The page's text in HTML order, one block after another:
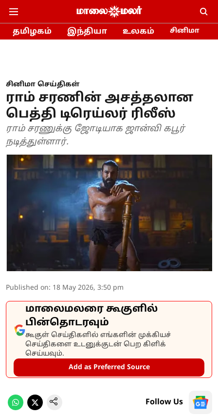
தமிழகம் இந்தியா உலகம் சினிமா
சினிமா செய்திகள்
ராம் சரணின் அசத்தலான
பெத்தி டிரெய்லர் ரிலீஸ்
ராம் சரணுக்கு ஜோடியாக ஜான்வி கபூர்
நடித்துள்ளார்.
Published on: 18 May 2026, 3:50 pm
மாலைமலரை கூகுளில்
பின்தொடரவும்
கூகுள் செய்திகளில் எங்களின் முக்கியச்
செய்திகளை உடனுக்குடன் பெற கிளிக்
செய்யவும்.
Add as Preferred Source
Follow Us